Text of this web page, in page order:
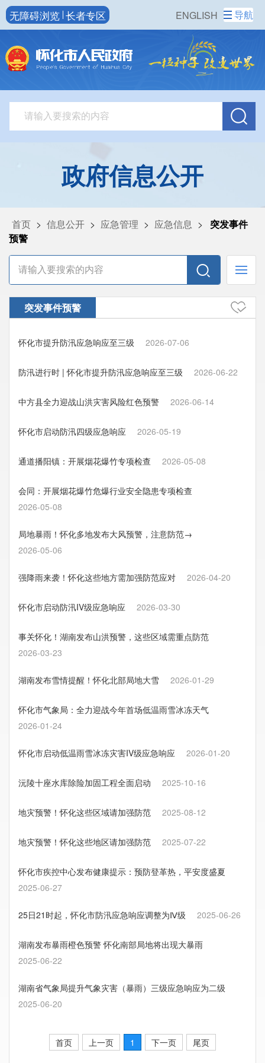
ENGLISH
无障碍浏览 长者专区 导航
政府信息公开
首页 > 信息公开 > 应急管理 > 应急信息 >
突发事件
预警
突发事件预警
怀化市提升防汛应急响应至三级 2026-07-06
防汛进行时 | 怀化市提升防汛应急响应至三级 2026-06-22
中方县全力迎战山洪灾害风险红色预警 2026-06-14
怀化市启动防汛四级应急响应 2026-05-19
通道播阳镇：开展烟花爆竹专项检查 2026-05-08
会同：开展烟花爆竹危爆行业安全隐患专项检查
2026-05-08
局地暴雨！怀化多地发布大风预警，注意防范→
2026-05-06
强降雨来袭！怀化这些地方需加强防范应对 2026-04-20
怀化市启动防汛IV级应急响应 2026-03-30
事关怀化！湖南发布山洪预警，这些区域需重点防范
2026-03-23
湖南发布雪情提醒！怀化北部局地大雪 2026-01-29
怀化市气象局：全力迎战今年首场低温雨雪冰冻天气
2026-01-24
怀化市启动低温雨雪冰冻灾害IV级应急响应 2026-01-20
沅陵十座水库除险加固工程全面启动 2025-10-16
地灾预警！怀化这些区域请加强防范 2025-08-12
地灾预警！怀化这些地区请加强防范 2025-07-22
怀化市疾控中心发布健康提示：预防登革热，平安度盛夏
2025-06-27
25日21时起，怀化市防汛应急响应调整为Ⅳ级 2025-06-26
湖南发布暴雨橙色预警 怀化南部局地将出现大暴雨
2025-06-22
湖南省气象局提升气象灾害（暴雨）三级应急响应为二级
2025-06-20
首页 上一页 1 下一页 尾页